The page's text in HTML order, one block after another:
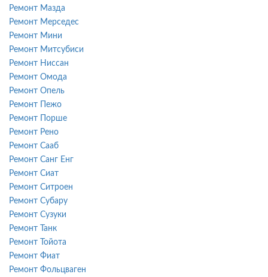
Ремонт Мазда
Ремонт Мерседес
Ремонт Мини
Ремонт Митсубиси
Ремонт Ниссан
Ремонт Омода
Ремонт Опель
Ремонт Пежо
Ремонт Порше
Ремонт Рено
Ремонт Сааб
Ремонт Санг Енг
Ремонт Сиат
Ремонт Ситроен
Ремонт Субару
Ремонт Сузуки
Ремонт Танк
Ремонт Тойота
Ремонт Фиат
Ремонт Фольцваген